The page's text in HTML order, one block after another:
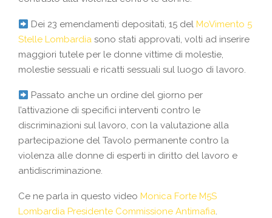
Dei 23 emendamenti depositati, 15 del MoVimento 5
Stelle Lombardia sono stati approvati, volti ad inserire
maggiori tutele per le donne vittime di molestie,
molestie sessuali e ricatti sessuali sul luogo di lavoro.
Passato anche un ordine del giorno per
l’attivazione di specifici interventi contro le
discriminazioni sul lavoro, con la valutazione alla
partecipazione del Tavolo permanente contro la
violenza alle donne di esperti in diritto del lavoro e
antidiscriminazione.
Ce ne parla in questo video Monica Forte M5S
Lombardia Presidente Commissione Antimafia.